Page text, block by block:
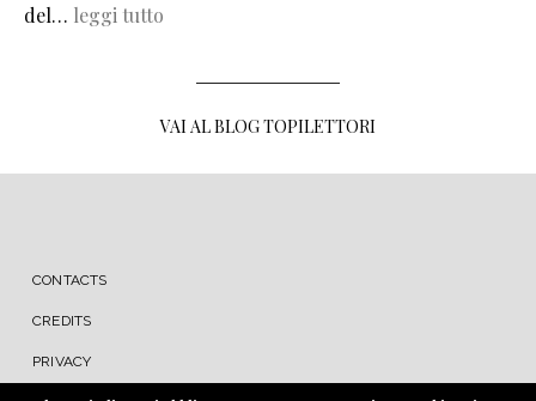
del… leggi tutto
VAI AL BLOG TOPILETTORI
MENU FOOTER
CONTACTS
CREDITS
PRIVACY